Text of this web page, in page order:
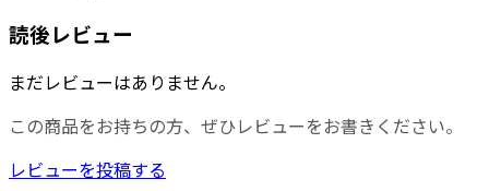
読後レビュー
まだレビューはありません。
この商品をお持ちの方、ぜひレビューをお書きください。
レビューを投稿する